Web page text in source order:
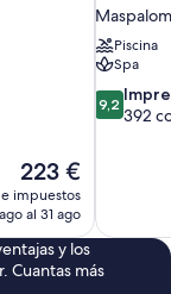
El
precio
actual
de
223 €
223 €
impuestos
al 31 ago
Piscina
Spa
9.2
sobre
9,2
392
y los
Cuantas más